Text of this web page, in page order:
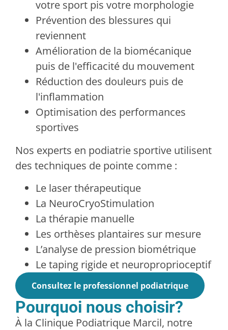
votre sport pis votre morphologie
Prévention des blessures qui
reviennent
Amélioration de la biomécanique
puis de l'efficacité du mouvement
Réduction des douleurs puis de
l'inflammation
Optimisation des performances
sportives
Nos experts en podiatrie sportive utilisent
des techniques de pointe comme :
Le laser thérapeutique
La NeuroCryoStimulation
La thérapie manuelle
Les orthèses plantaires sur mesure
L’analyse de pression biométrique
Le taping rigide et neuroproprioceptif
Consultez le professionnel podiatrique
Pourquoi nous choisir?
À la Clinique Podiatrique Marcil, notre